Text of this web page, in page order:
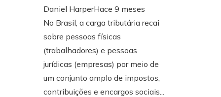
Daniel HarperHace 9 meses
No Brasil, a carga tributária recai
sobre pessoas físicas
(trabalhadores) e pessoas
jurídicas (empresas) por meio de
um conjunto amplo de impostos,
contribuições e encargos sociais...